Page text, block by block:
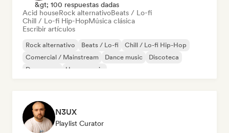
&gt; 100 respuestas dadas
Acid houseRock alternativoBeats / Lo-fi
Chill / Lo-fi Hip-HopMúsica clásica
Escribir artículos
Rock alternativo Beats / Lo-fi
Chill / Lo-fi Hip-Hop
Comercial / Mainstream
Dance music
Discoteca
Dream pop
House music
N3UX
Playlist Curator